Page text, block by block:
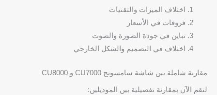
اختلاف الميزات والتقنيات
فروقات في الأسعار
تباين في جودة الصورة والصوت
اختلاف في التصميم والشكل الخارجي
مقارنة شاملة بين شاشة سامسونج CU7000 و CU8000
لنقم الآن بمقارنة تفصيلية بين الموديلين: